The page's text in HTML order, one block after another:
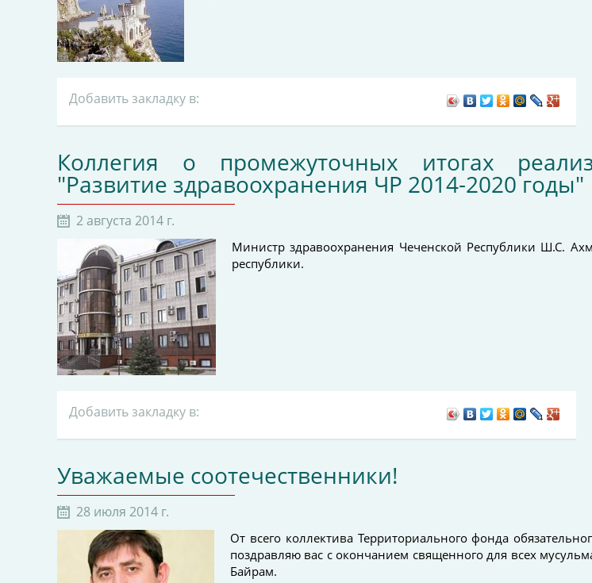
Добавить закладку в:
Коллегия о промежуточных итогах
"Развитие здравоохранения ЧР 2014-2020 годы"
2 августа 2014 г.
Министр здравоохранения Чеченской Республики Ш.С.
республики.
Добавить закладку в:
Уважаемые соотечественники!
28 июля 2014 г.
От всего коллектива Территориального фонда
поздравляю вас с окончанием священного для всех
Байрам.